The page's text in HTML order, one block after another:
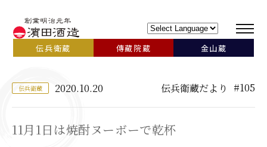
伝兵衛蔵 傳藏院蔵 金山蔵
伝兵衛蔵 2020.10.20 伝兵衛蔵だより #105
11月1日は焼酎ヌーボーで乾杯